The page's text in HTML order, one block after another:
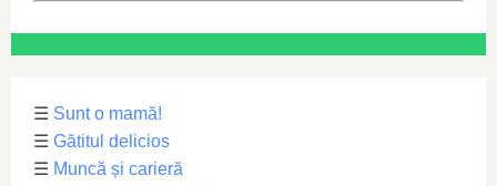
☰ Sunt o mamă!
☰ Gătitul delicios
☰ Muncă și carieră